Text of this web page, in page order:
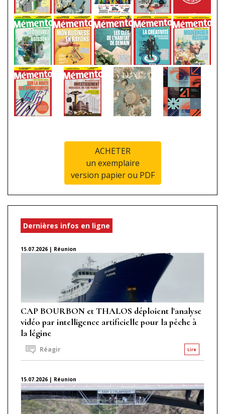
ACHETER
un exemplaire
version papier ou PDF
Dernières infos en ligne
15.07.2026 | Réunion
CAP BOURBON et THALOS déploient l'analyse
vidéo par intelligence artificielle pour la pêche à
la légine
Lire
Réagir
15.07.2026 | Réunion